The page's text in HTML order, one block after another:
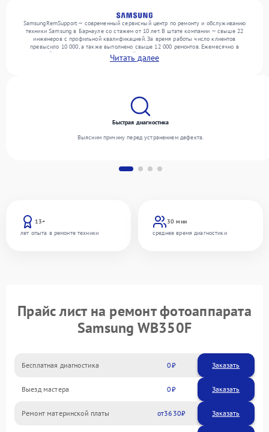
SamsungRemSupport — современный сервисный центр по ремонту и обслуживанию
техники Samsung в Барнауле со стажем от 10 лет. В штате компании — свыше 22
инженеров с профильной квалификацией. За время работы число клиентов
превысило 10 000, а также выполнено свыше 12 000 ремонтов. Ежемесячно в
сервисный центр поступает от 300 устройств, включая , , . Мы работаем с широким
спектром неисправностей и гарантируем высокое качество обслуживания благодаря
Читать далее
13+
лет опыта в ремонте техники
30 мин
среднее время диагностики
Быстрая диагностика
Выясним причину перед устранением дефекта.
Прайс лист на ремонт фотоаппарата
Samsung WB350F
Бесплатная диагностика 0 Заказать
Выезд мастера 0 Заказать
Ремонт материнской платы 3630